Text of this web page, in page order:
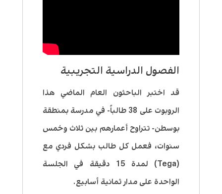
الفصول الدراسية التجريبية
قد اختبر الباحثون العام الماضي هذا
الروبوت على 38 طالباً- في مدرسة بمنطقة
بوسطن- تتراوح أعمارهم بين ثلاث وخمس
سنوات، فعمل كل طالب بشكل فردي مع
(Tega) لمدة 15 دقيقة في الجلسة
الواحدة على مدار ثمانية أسابيع.